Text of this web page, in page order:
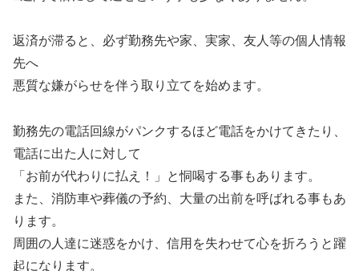
返済が滞ると、必ず勤務先や家、実家、友人等の個人情報
先へ
悪質な嫌がらせを伴う取り立てを始めます。
勤務先の電話回線がパンクするほど電話をかけてきたり、
電話に出た人に対して
「お前が代わりに払え！」と恫喝する事もあります。
また、消防車や葬儀の予約、大量の出前を呼ばれる事もあ
ります。
周囲の人達に迷惑をかけ、信用を失わせて心を折ろうと躍
起になります。